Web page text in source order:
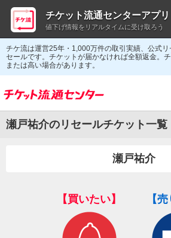
チケ流は運営25年・1,000万件の取引実績、公式リ
セールです。チケットが届かなければ全額返金。
または高い場合があります。
瀬戸祐介のリセールチケット一覧
瀬戸祐介
【買いたい】 【
チケット流通センターアプリ
値下げ情報をリアルタイムに受け取ろう